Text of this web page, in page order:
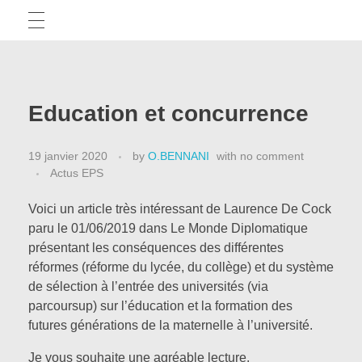
Tests d’applis
Des méthodes pour réussir
Des exemples écrits
Actus CAPEPS
APSA
La minute démocratis’APSA
PRÉPARATION PHYSIQUE
Education et concurrence
19 janvier 2020 by O.BENNANI with no comment
Actus EPS
Voici un article très intéressant de Laurence De Cock
paru le 01/06/2019 dans Le Monde Diplomatique
présentant les conséquences des différentes
réformes (réforme du lycée, du collège) et du système
de sélection à l’entrée des universités (via
parcoursup) sur l’éducation et la formation des
futures générations de la maternelle à l’université.
Je vous souhaite une agréable lecture.